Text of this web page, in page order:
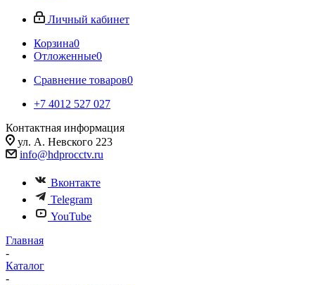
Личный кабинет
Корзина0
Отложенные0
Сравнение товаров0
+7 4012 527 027
Контактная информация
ул. А. Невского 223
info@hdprocctv.ru
Вконтакте
Telegram
YouTube
Главная
-
Каталог
-